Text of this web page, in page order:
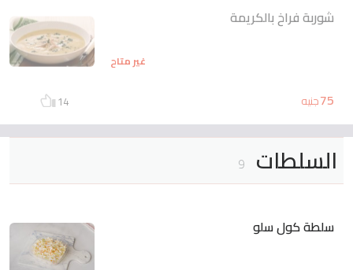
شوربة فراخ بالكريمة
غير متاح
75جنيه 14
السلطات 9
سلطة كول سلو